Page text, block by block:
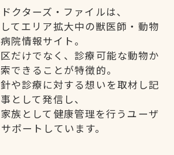
クターズ・ファイルは、
てエリア拡大中の獣医師・動物
病院情報サイト。
だけでなく、診療可能な動物か
できることが特徴的。
や診療に対する想いを取材し記
事として発信し、
族として健康管理を行うユーザ
ポートしています。